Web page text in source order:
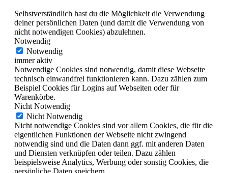
Selbstverständlich hast du die Möglichkeit die Verwendung
deiner persönlichen Daten (und damit die Verwendung von
nicht notwendigen Cookies) abzulehnen.
Notwendig
Notwendig
immer aktiv
Notwendige Cookies sind notwendig, damit diese Webseite
technisch einwandfrei funktionieren kann. Dazu zählen zum
Beispiel Cookies für Logins auf Webseiten oder für
Warenkörbe.
Nicht Notwendig
Nicht Notwendig
Nicht notwendige Cookies sind vor allem Cookies, die für die
eigentlichen Funktionen der Webseite nicht zwingend
notwendig sind und die Daten dann ggf. mit anderen Daten
und Diensten verknüpfen oder teilen. Dazu zählen
beispielsweise Analytics, Werbung oder sonstig Cookies, die
persönliche Daten speichern.